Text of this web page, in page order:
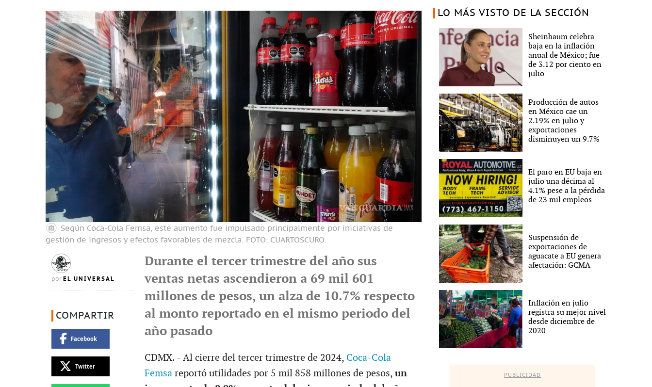
Según Coca-Cola Femsa, este aumento fue impulsado principalmente por iniciativas de
gestión de ingresos y efectos favorables de mezcla. FOTO: CUARTOSCURO.
por EL UNIVERSAL
COMPARTIR
Facebook
Twitter
Durante el tercer trimestre del año sus
ventas netas ascendieron a 69 mil 601
millones de pesos, un alza de 10.7% respecto
al monto reportado en el mismo periodo del
año pasado
CDMX. - Al cierre del tercer trimestre de 2024,Coca-Cola
Femsareportó utilidades por 5 mil 858 millones de pesos, un
LO MÁS VISTO DE LA SECCIÓN
Sheinbaum celebra
baja en la inflación
anual de México; fue
de 3.12 por ciento en
julio
Producción de autos
en México cae un
2.19% en julio y
exportaciones
disminuyen un 9.7%
El paro en EU baja en
julio una décima al
4.1% pese a la pérdida
de 23 mil empleos
Suspensión de
exportaciones de
aguacate a EU genera
afectación: GCMA
Inflación en julio
registra su mejor nivel
desde diciembre de
2020
PUBLICIDAD